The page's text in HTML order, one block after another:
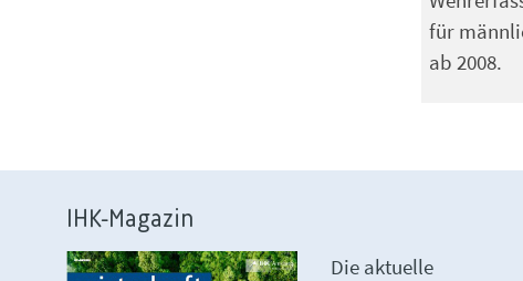
für
ab 2008.
IHK-Magazin
Die aktuelle